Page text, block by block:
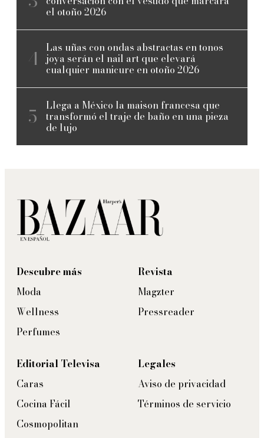
el otoño 2026
Las uñas con ondas abstractas en tonos
joya serán el nail art que elevará
cualquier manicure en otoño 2026
Llega a México la maison francesa que
transformó el traje de baño en una pieza
de lujo
Descubre más
Moda
Wellness
Perfumes
Revista
Magzter
Pressreader
Editorial Televisa
Caras
Cocina Fácil
Cosmopolitan
Legales
Aviso de privacidad
Términos de servicio